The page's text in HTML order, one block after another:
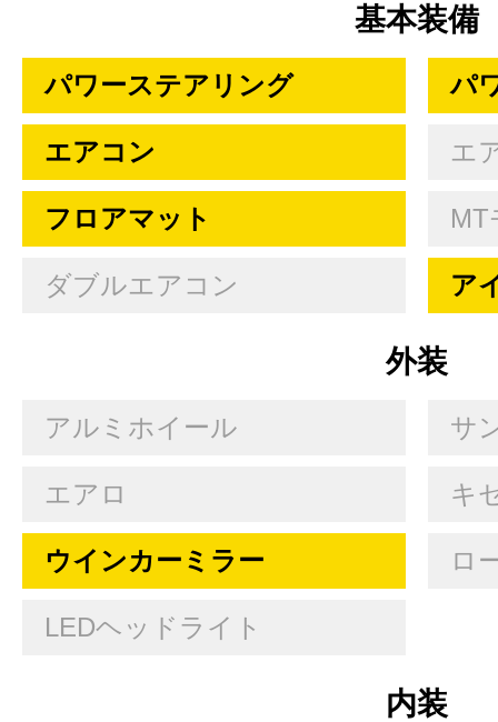
基本装備
パワーステアリング パ
エアコン エ
フロアマット MT
ダブルエアコン ア
外装
アルミホイール サ
エアロ キ
ウインカーミラー ロ
LEDヘッドライト
内装